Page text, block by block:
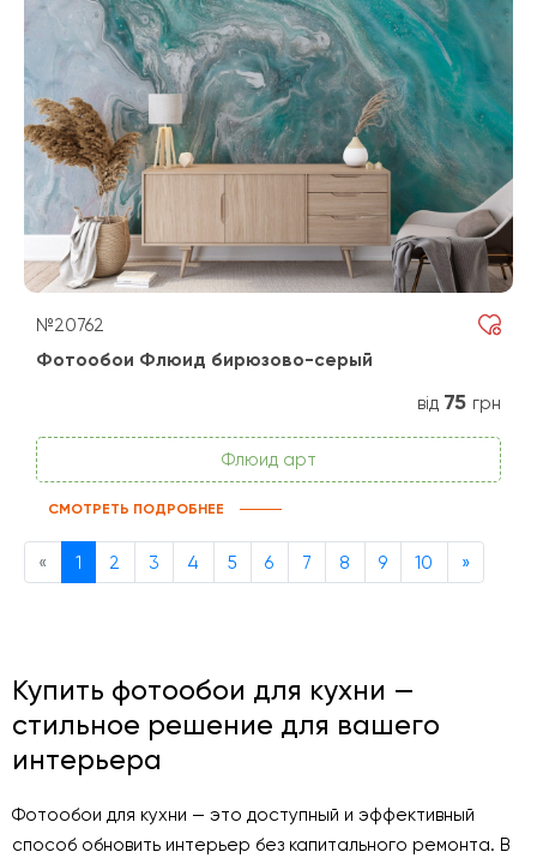
№20762
Фотообои Флюид бирюзово-серый
від 75 грн
Флюид арт
СМОТРЕТЬ ПОДРОБНЕЕ
« Previous
1 2 3 4 5 6 7 8 9 10 »Next
Купить фотообои для кухни —
стильное решение для вашего
интерьера
Фотообои для кухни — это доступный и эффективный
способ обновить интерьер без капитального ремонта. В